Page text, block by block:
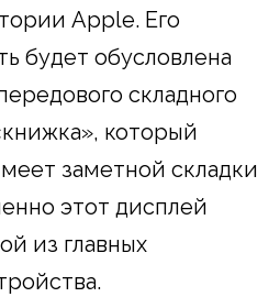
Apple. Его
будет обусловлена
складного
который
заметной складки
этот дисплей
из главных